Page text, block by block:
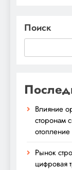
Поиск
Влияние
сторонам
Рынок
цифровая